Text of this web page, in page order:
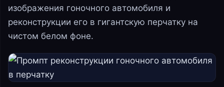
изображения гоночного автомобиля и
реконструкции его в гигантскую перчатку на
чистом белом фоне.